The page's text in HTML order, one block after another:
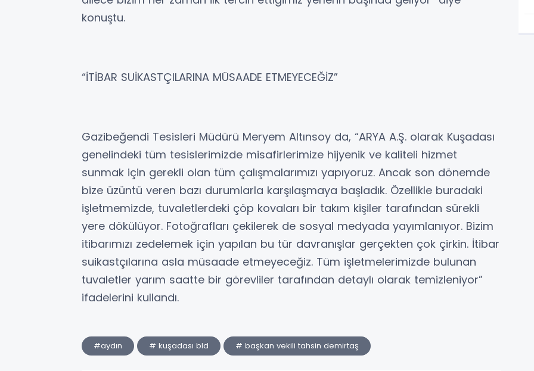
konuştu.
“İTİBAR SUİKASTÇILARINA MÜSAADE ETMEYECEĞİZ”
Gazibeğendi Tesisleri Müdürü Meryem Altınsoy da, “ARYA A.Ş. olarak Kuşadası
genelindeki tüm tesislerimizde misafirlerimize hijyenik ve kaliteli hizmet
sunmak için gerekli olan tüm çalışmalarımızı yapıyoruz. Ancak son dönemde
bize üzüntü veren bazı durumlarla karşılaşmaya başladık. Özellikle buradaki
işletmemizde, tuvaletlerdeki çöp kovaları bir takım kişiler tarafından sürekli
yere dökülüyor. Fotoğrafları çekilerek de sosyal medyada yayımlanıyor. Bizim
itibarımızı zedelemek için yapılan bu tür davranışlar gerçekten çok çirkin. İtibar
suikastçılarına asla müsaade etmeyeceğiz. Tüm işletmelerimizde bulunan
tuvaletler yarım saatte bir görevliler tarafından detaylı olarak temizleniyor”
ifadelerini kullandı.
#aydın # kuşadası bld # başkan vekili tahsin demirtaş